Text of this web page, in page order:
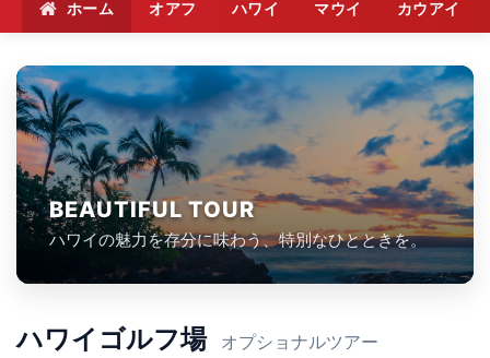
ホーム オアフ ハワイ マウイ カウアイ
BEAUTIFUL TOUR
ハワイの魅力を存分に味わう、特別なひとときを。
ハワイゴルフ場 オプショナルツアー